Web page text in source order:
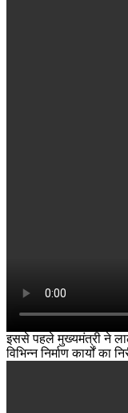
इससे पहले मुख्यमंत्री ने
विभिन्न निर्माण कार्यों का